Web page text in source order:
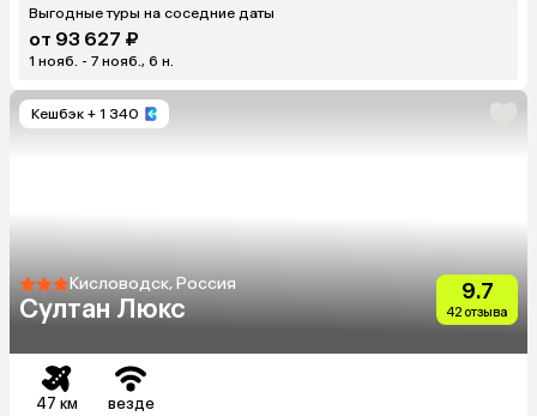
Выгодные туры на соседние даты
от 93 627 ₽
1 нояб. - 7 нояб., 6 н.
Кешбэк + 1 340
Кисловодск, Россия
Султан Люкс
9.7
42 отзыва
47 км везде